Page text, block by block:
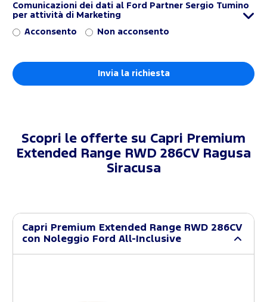
Comunicazioni dei dati al Ford Partner Sergio Tumino
per attività di Marketing
Acconsento Non acconsento
Scopri le offerte su Capri Premium
Extended Range RWD 286CV Ragusa
Siracusa
Capri Premium Extended Range RWD 286CV
con Noleggio Ford All-Inclusive